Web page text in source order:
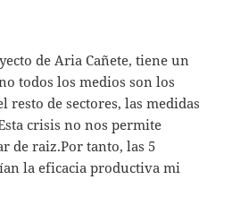
de Aria Cañete, tiene un
todos los medios son los
resto de sectores, las medidas
crisis no nos permite
de raiz.Por tanto, las 5
la eficacia productiva mi